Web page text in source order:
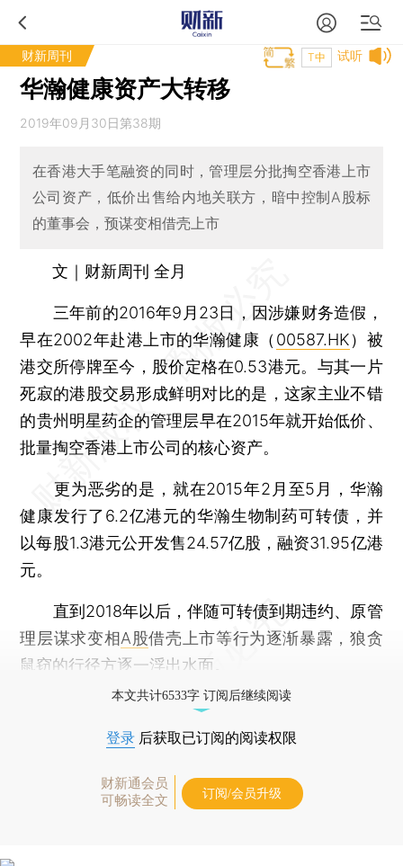
财新周刊 试听
T中
华瀚健康资产大转移
2019年09月30日第38期
在香港大手笔融资的同时，管理层分批掏空香港上市
公司资产，低价出售给内地关联方，暗中控制A股标
的董事会，预谋变相借壳上市
文｜财新周刊 全月
三年前的2016年9月23日，因涉嫌财务造假，
早在2002年赴港上市的华瀚健康（ 00587.HK）被
港交所停牌至今，股价定格在0.53港元。与其一片
死寂的港股交易形成鲜明对比的是，这家主业不错
的贵州明星药企的管理层早在2015年就开始低价、
批量掏空香港上市公司的核心资产。
更为恶劣的是，就在2015年2月至5月，华瀚
健康发行了6.2亿港元的华瀚生物制药可转债，并
以每股1.3港元公开发售24.57亿股，融资31.95亿港
元。
直到2018年以后，伴随可转债到期违约、原管
理层谋求变相A股借壳上市等行为逐渐暴露，狼贪
鼠窃的行径方逐一浮出水面。
本文共计6533字 订阅后继续阅读
登录 后获取已订阅的阅读权限
财新通会员
可畅读全文
订阅/会员升级